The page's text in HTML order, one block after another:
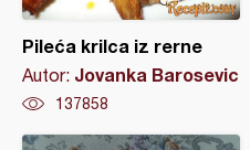
Pileća krilca iz rerne
Autor: Jovanka Barosevic
137858